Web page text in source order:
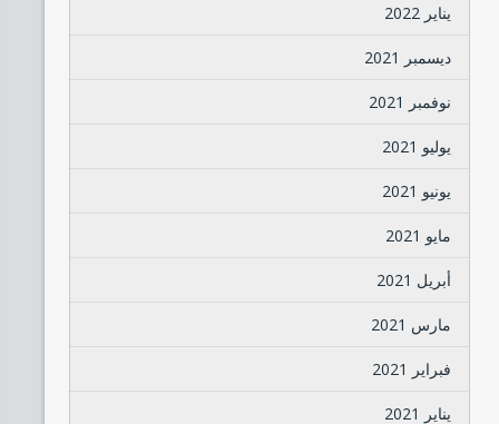
يناير 2022
ديسمبر 2021
نوفمبر 2021
يوليو 2021
يونيو 2021
مايو 2021
أبريل 2021
مارس 2021
فبراير 2021
يناير 2021